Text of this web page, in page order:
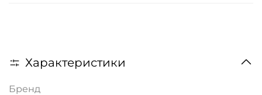
Характеристики
Бренд